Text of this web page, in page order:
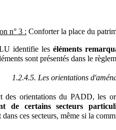
n° 3 : Conforter la place du
identifie les éléments
sont présentés dans le
1.2.4.5. Les orientations
des orientations du PADD, les
de certains secteurs
dans ces secteurs, même si la